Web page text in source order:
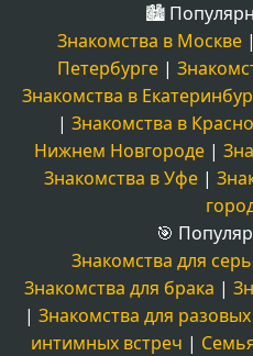
🏙️
Знакомства в Москве |
Петербурге|
Знакомства в
| Знакомства в
Нижнем Новгороде|
Знакомства в Уфе|
🎯
Знакомства для
Знакомства для брака |
| Знакомства для
интимных встреч |